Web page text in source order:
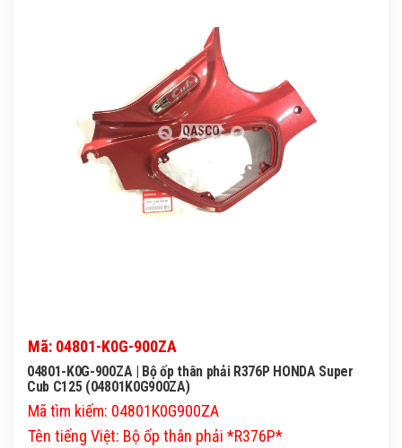
QASCO
Mã: 04801-K0G-900ZA
04801-K0G-900ZA | Bộ ốp thân phải R376P HONDA Super
Cub C125 (04801K0G900ZA)
Mã tìm kiếm: 04801K0G900ZA
Tên tiếng Việt: Bộ ốp thân phải *R376P*